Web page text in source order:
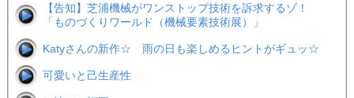
【告知】芝浦機械がワンストップ技術を訴求するゾ！
「ものづくりワールド（機械要素技術展）」
Katyさんの新作☆ 雨の日も楽しめるヒントがギュッ☆
可愛いと己生産性